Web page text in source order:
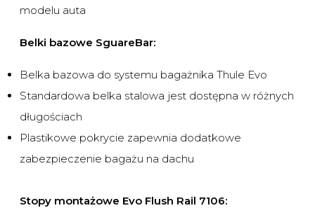
modelu auta
Belki bazowe SguareBar:
Belka bazowa do systemu bagażnika Thule Evo
Standardowa belka stalowa jest dostępna w różnych
długościach
Plastikowe pokrycie zapewnia dodatkowe
zabezpieczenie bagażu na dachu
Stopy montażowe Evo Flush Rail 7106: